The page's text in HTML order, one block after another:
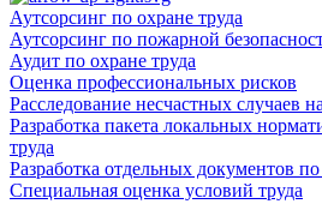
Аутсорсинг по охране труда
Аутсорсинг по пожарной
Аудит по охране труда
Оценка профессиональных рисков
Расследование несчастных случаев
Разработка пакета локальных
труда
Разработка отдельных документов по
Специальная оценка условий труда